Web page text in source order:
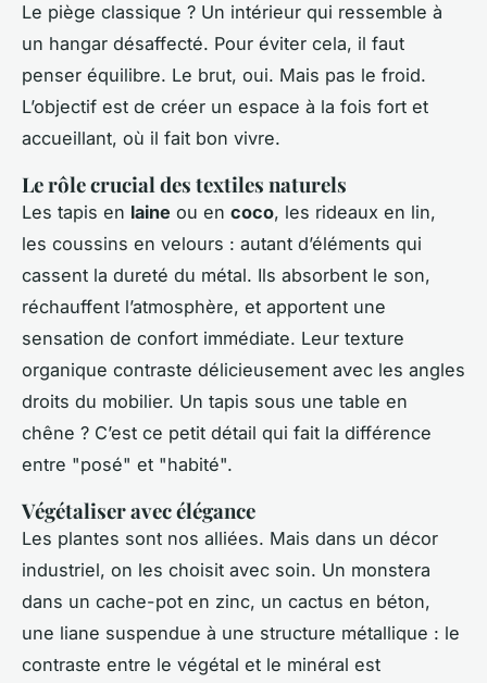
Le piège classique ? Un intérieur qui ressemble à
un hangar désaffecté. Pour éviter cela, il faut
penser équilibre. Le brut, oui. Mais pas le froid.
L’objectif est de créer un espace à la fois fort et
accueillant, où il fait bon vivre.
Le rôle crucial des textiles naturels
Les tapis en laine ou en coco, les rideaux en lin,
les coussins en velours : autant d’éléments qui
cassent la dureté du métal. Ils absorbent le son,
réchauffent l’atmosphère, et apportent une
sensation de confort immédiate. Leur texture
organique contraste délicieusement avec les angles
droits du mobilier. Un tapis sous une table en
chêne ? C’est ce petit détail qui fait la différence
entre "posé" et "habité".
Végétaliser avec élégance
Les plantes sont nos alliées. Mais dans un décor
industriel, on les choisit avec soin. Un monstera
dans un cache-pot en zinc, un cactus en béton,
une liane suspendue à une structure métallique : le
contraste entre le végétal et le minéral est